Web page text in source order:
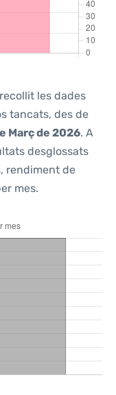
les dades
tancats, des de
Març de 2026. A
desglossats
rendiment de
mes.